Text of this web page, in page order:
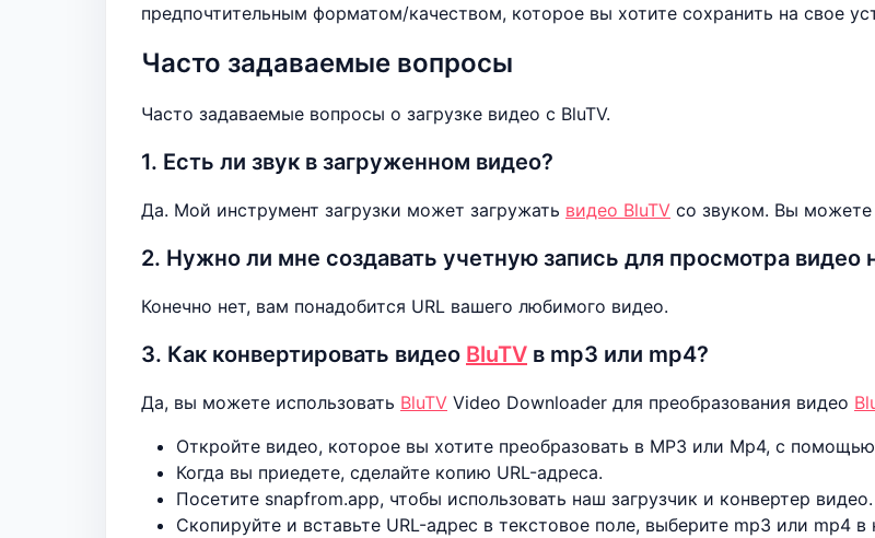
предпочтительным форматом/качеством, которое вы хотите сохранить на свое
Часто задаваемые вопросы
Часто задаваемые вопросы о загрузке видео с BluTV.
1. Есть ли звук в загруженном видео?
Да. Мой инструмент загрузки может загружать видео BluTV со звуком. Вы можете
2. Нужно ли мне создавать учетную запись для просмотра видео
Конечно нет, вам понадобится URL вашего любимого видео.
3. Как конвертировать видео BluTV в mp3 или mp4?
Да, вы можете использовать BluTV Video Downloader для преобразования видео
Откройте видео, которое вы хотите преобразовать в MP3 или Mp4, с
Когда вы приедете, сделайте копию URL-адреса.
Посетите snapfrom.app, чтобы использовать наш загрузчик и конвертер видео.
Скопируйте и вставьте URL-адрес в текстовое поле, выберите mp3 или mp4